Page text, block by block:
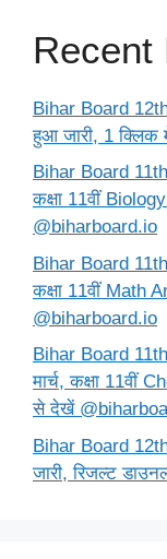
Recent
Bihar Board
हुआ जारी, 1
Bihar Board
कक्षा 11वीं
@biharboard.io
Bihar Board
कक्षा 11वीं Math
@biharboard.io
Bihar Board
मार्च, कक्षा 11वीं
से देखें
Bihar Board
जारी, रिजल्ट